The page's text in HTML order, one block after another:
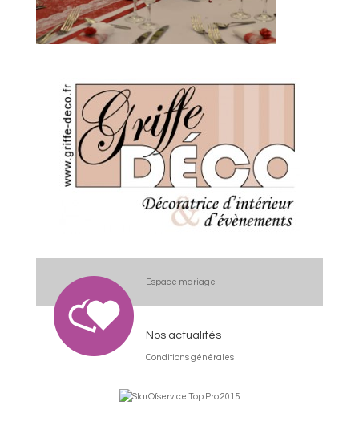
Espace mariage
Nos actualités
Conditions générales